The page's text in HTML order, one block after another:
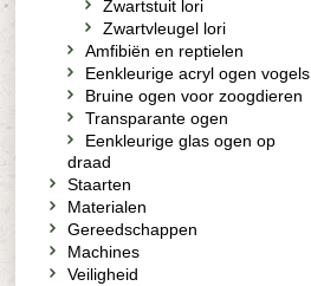
Zwartstuit lori
Zwartvleugel lori
Amfibiën en reptielen
Eenkleurige acryl ogen vogels
Bruine ogen voor zoogdieren
Transparante ogen
Eenkleurige glas ogen op
draad
Staarten
Materialen
Gereedschappen
Machines
Veiligheid